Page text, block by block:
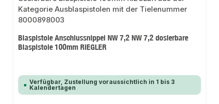
Blaspistole Anschlussnippel NW 7,2 NW 7,2 dosierbare
Blaspistole 100mm RIEGLER
Verfügbar, Zustellung voraussichtlich in 1 bis 3
Kalendertagen